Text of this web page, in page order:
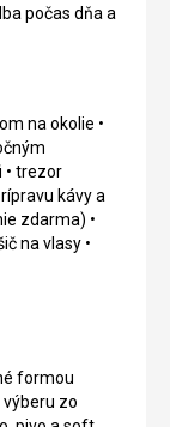
počas dňa a
na okolie •
• trezor
kávy a
zdarma) •
na vlasy •
formou
zo